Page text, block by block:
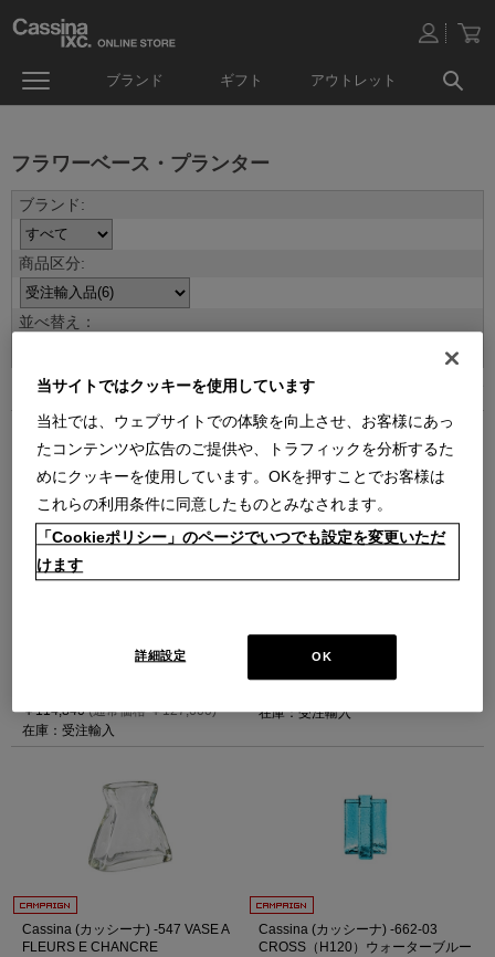
ブランド ギフト アウトレット
フラワーベース・プランター
並べ替え：
（H29 マットチョークホワイト）
￥114,840(通常価格 ￥127,600)
在庫：受注輸入
ブロリック ベース
在庫：受注輸入
Cassina (カッシーナ) -547 VASE A
FLEURS E CHANCRE
Cassina (カッシーナ) -662-03
CROSS（H120）ウォーターブルー
当サイトではクッキーを使用しています
当社では、ウェブサイトでの体験を向上させ、お客様にあっ
たコンテンツや広告のご提供や、トラフィックを分析するた
めにクッキーを使用しています。OKを押すことでお客様は
これらの利用条件に同意したものとみなされます。
「Cookieポリシー」のページでいつでも設定を変更いただ
けます
OK
詳細設定